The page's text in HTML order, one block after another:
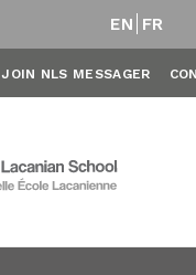
EN FR
JOIN NLS MESSAGER